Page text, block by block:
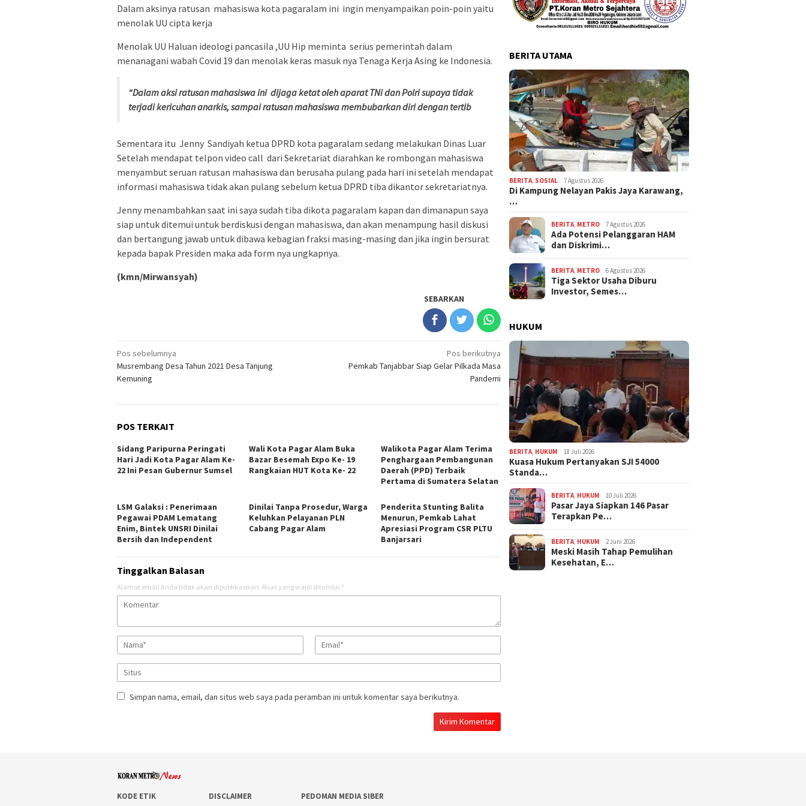
Dalam aksinya ratusan mahasiswa kota pagaralam ini ingin menyampaikan poin-poin yaitu
menolak UU cipta kerja
Menolak UU Haluan ideologi pancasila ,UU Hip meminta serius pemerintah dalam
menanagani wabah Covid 19 dan menolak keras masuk nya Tenaga Kerja Asing ke Indonesia.
“Dalam aksi ratusan mahasiswa ini dijaga ketat oleh aparat TNi dan Polri supaya tidak
terjadi kericuhan anarkis, sampai ratusan mahasiswa membubarkan diri dengan tertib
Sementara itu Jenny Sandiyah ketua DPRD kota pagaralam sedang melakukan Dinas Luar
Setelah mendapat telpon video call dari Sekretariat diarahkan ke rombongan mahasiswa
menyambut seruan ratusan mahasiswa dan berusaha pulang pada hari ini setelah mendapat
informasi mahasiswa tidak akan pulang sebelum ketua DPRD tiba dikantor sekretariatnya.
Jenny menambahkan saat ini saya sudah tiba dikota pagaralam kapan dan dimanapun saya
siap untuk ditemui untuk berdiskusi dengan mahasiswa, dan akan menampung hasil diskusi
dan bertangung jawab untuk dibawa kebagian fraksi masing-masing dan jika ingin bersurat
kepada bapak Presiden maka ada form nya ungkapnya.
(kmn/Mirwansyah)
SEBARKAN
Navigasi
pos
Pos sebelumnya
Musrembang Desa Tahun 2021 Desa Tanjung
Kemuning
Pos berikutnya
Pemkab Tanjabbar Siap Gelar Pilkada Masa
Pandemi
POS TERKAIT
Sidang Paripurna Peringati
Hari Jadi Kota Pagar Alam Ke-
22 Ini Pesan Gubernur Sumsel
Wali Kota Pagar Alam Buka
Bazar Besemah Expo Ke- 19
Rangkaian HUT Kota Ke- 22
Walikota Pagar Alam Terima
Penghargaan Pembangunan
Daerah (PPD) Terbaik
Pertama di Sumatera Selatan
LSM Galaksi : Penerimaan
Pegawai PDAM Lematang
Enim, Bintek UNSRI Dinilai
Bersih dan Independent
Dinilai Tanpa Prosedur, Warga
Keluhkan Pelayanan PLN
Cabang Pagar Alam
Penderita Stunting Balita
Menurun, Pemkab Lahat
Apresiasi Program CSR PLTU
Banjarsari
Tinggalkan Balasan
Alamat email Anda tidak akan dipublikasikan. Ruas yang wajib ditandai *
Simpan nama, email, dan situs web saya pada peramban ini untuk komentar saya berikutnya.
BERITA UTAMA
BERITA, SOSIAL 7 Agustus 2026
Di Kampung Nelayan Pakis Jaya Karawang,
…
BERITA, METRO 7 Agustus 2026
Ada Potensi Pelanggaran HAM
dan Diskrimi…
BERITA, METRO 6 Agustus 2026
Tiga Sektor Usaha Diburu
Investor, Semes…
HUKUM
BERITA HUKUM 18 Juli 2026
Kuasa Hukum Pertanyakan SJI 54000
Standa…
BERITA HUKUM 10 Juli 2026
Pasar Jaya Siapkan 146 Pasar
Terapkan Pe…
BERITA HUKUM 2 Juni 2026
Meski Masih Tahap Pemulihan
Kesehatan, E…
KODE ETIK DISCLAIMER PEDOMAN MEDIA SIBER